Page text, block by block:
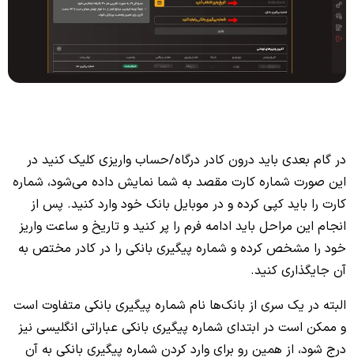
در گام بعدی باید درون کادر درگاه/حساب واریزی کلیک کنید در
این صورت شماره کارت مقصد به شما نمایش داده می‌شود، شماره
کارت را باید کپی کرده و در موبایل بانک خود وارد کنید. پس از
انجام این مراحل باید ادامه فرم را پر کنید و تاریخ و ساعت واریز
خود را مشخص کرده و شماره پیگیری بانکی را در کادر مختص به
آن جایگذاری کنید.
البته در یک سری از بانک‌ها نام شماره پیگیری بانکی متفاوت است
و ممکن است در ابتدای شماره پیگیری بانکی عباراتی انگلیسی نیز
درج شود، از همین رو برای وارد کردن شماره پیگیری بانکی به آن